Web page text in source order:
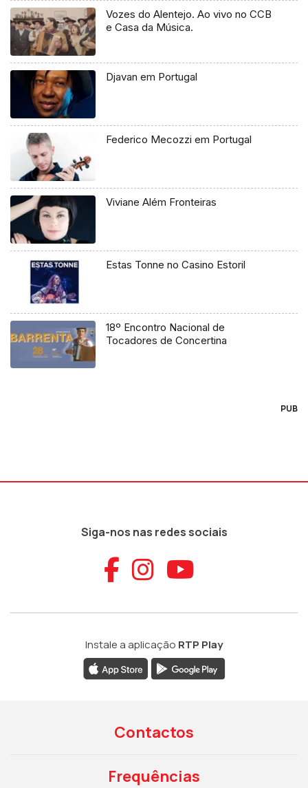
Vozes do Alentejo. Ao vivo no CCB
e Casa da Música.
Djavan em Portugal
Federico Mecozzi em Portugal
Viviane Além Fronteiras
Estas Tonne no Casino Estoril
18º Encontro Nacional de
Tocadores de Concertina
PUB
Siga-nos nas redes sociais
Aceder ao
Aceder ao
Aceder
Instale a aplicação RTP Play
Contactos
Frequências